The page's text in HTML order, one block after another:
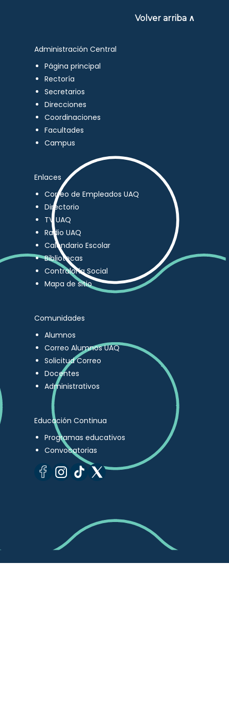
Volver arriba ∧
Administración Central
Página principal
Rectoría
Secretarios
Direcciones
Coordinaciones
Facultades
Campus
Enlaces
Correo de Empleados UAQ
Directorio
TV UAQ
Radio UAQ
Calendario Escolar
Bibliotecas
Contraloría Social
Mapa de sitio
Comunidades
Alumnos
Correo Alumnos UAQ
Solicitud Correo
Docentes
Administrativos
Educación Continua
Programas educativos
Convocatorias